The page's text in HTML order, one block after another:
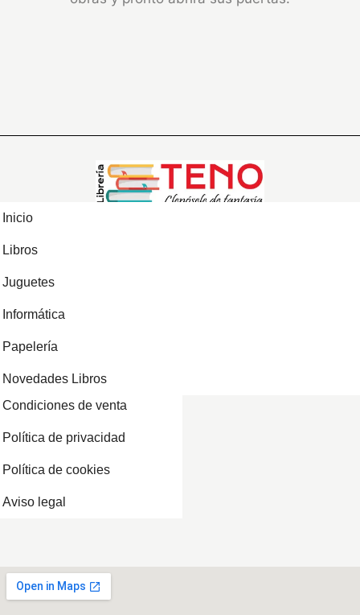
Inicio
Libros
Juguetes
Informática
Papelería
Novedades Libros
Condiciones de venta
Política de privacidad
Política de cookies
Aviso legal